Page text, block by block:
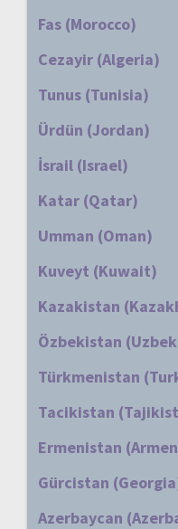
Fas (Morocco)
Cezayir (Algeria)
Tunus (Tunisia)
Ürdün (Jordan)
İsrail (Israel)
Katar (Qatar)
Umman (Oman)
Kuveyt (Kuwait)
Kazakistan
Özbekistan
Türkmenistan
Tacikistan
Ermenistan
Gürcistan
Azerbaycan